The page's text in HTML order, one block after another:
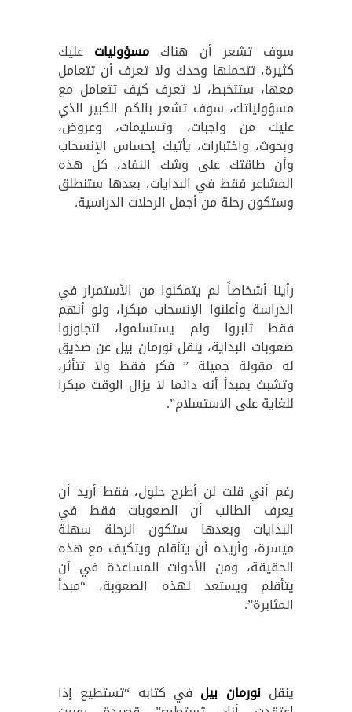
سوف تشعر أن هناك مسؤوليات عليك
كثيرة، تتحملها وحدك ولا تعرف أن تتعامل
معها، ستتخبط، لا تعرف كيف تتعامل مع
مسؤولياتك، سوف تشعر بالكم الكبير الذي
عليك من واجبات، وتسليمات، وعروض،
وبحوث، واختبارات، يأتيك إحساس الإنسحاب
وأن طاقتك على وشك النفاد، كل هذه
المشاعر فقط في البدايات، بعدها ستنطلق
وستكون رحلة من أجمل الرحلات الدراسية.
رأينا أشخاصاً لم يتمكنوا من الأستمرار في
الدراسة وأعلنوا الإنسحاب مبكرا، ولو أنهم
فقط ثابروا ولم يستسلموا، لتجاوزوا
صعوبات البداية، ينقل نورمان بيل عن صديق
له مقولة جميلة ” فكر فقط ولا تتأثر،
وتشبث بمبدأ أنه دائما لا يزال الوقت مبكرا
للغاية على الاستسلام”.
رغم أني قلت لن أطرح حلول، فقط أريد أن
يعرف الطالب أن الصعوبات فقط في
البدايات وبعدها ستكون الرحلة سهلة
ميسرة، وأريده أن يتأقلم ويتكيف مع هذه
الحقيقة، ومن الأدوات المساعدة في أن
يتأقلم ويستعد لهذه الصعوبة، “مبدأ
المثابرة”.
ينقلنورمان بيل في كتابه “تستطيع إذا